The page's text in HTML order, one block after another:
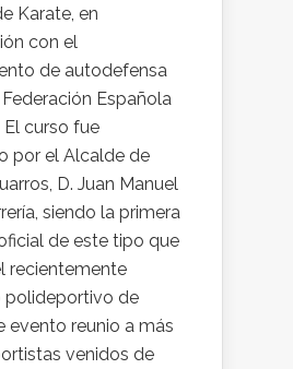
Karate, en
con el
de autodefensa
Española
El curso fue
por el Alcalde de
D. Juan Manuel
siendo la primera
de este tipo que
recientemente
polideportivo de
evento reunio a más
venidos de